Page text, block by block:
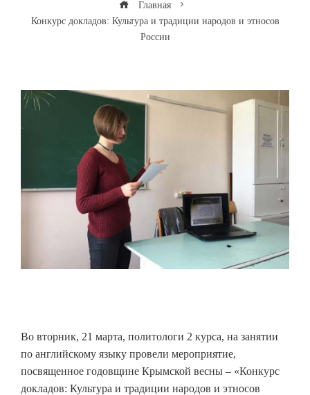
Главная
Конкурс докладов: Культура и традиции народов и этносов
России
Во вторник, 21 марта, политологи 2 курса, на занятии
по английскому языку провели мероприятие,
посвященное годовщине Крымской весны – «Конкурс
докладов: Культура и традиции народов и этносов